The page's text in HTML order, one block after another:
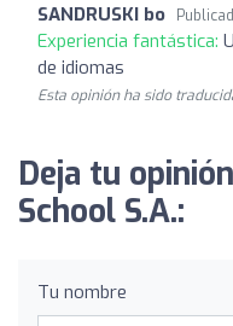
SANDRUSKI bo
Experiencia fantástica:
de idiomas
Esta opinión ha sido
Deja tu
School S.A.:
Tu nombre